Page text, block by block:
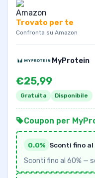
Trovato per te
Confronta su Amazon
MyProtein
€25,99
Gratuita Disponibile
Coupon per
0.0% Sconti fino al
Sconti fino al 60% —